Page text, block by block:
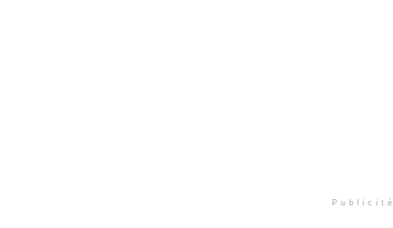
Publicité